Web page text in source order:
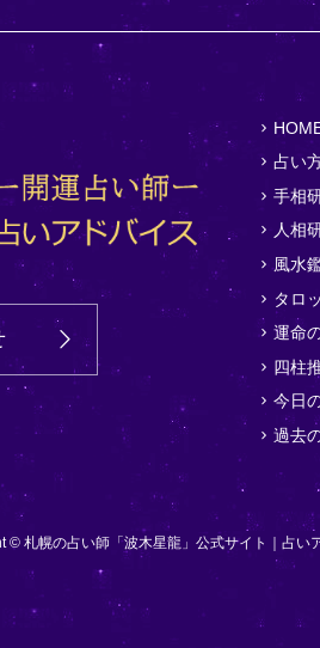
占い
手相
人相
風水
タロ
運命
四柱
今日
過去
© 札幌の占い師「波木星龍」公式サイト｜占い